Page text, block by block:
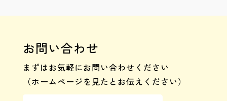
お問い合わせ
まずはお気軽にお問い合わせください
（ホームページを見たとお伝えください）